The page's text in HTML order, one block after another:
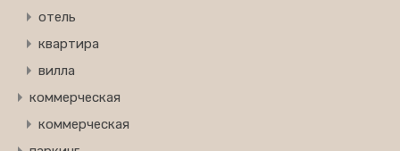
отель
квартира
вилла
коммерческая
коммерческая